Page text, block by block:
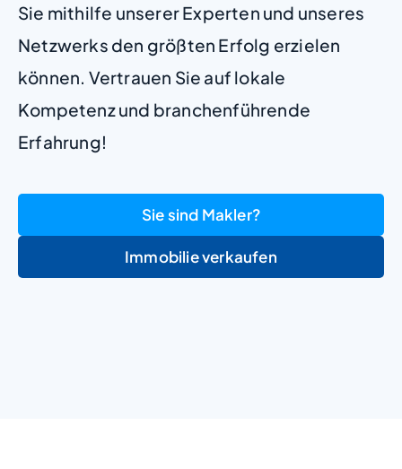
Sie mithilfe unserer Experten und unseres
Netzwerks den größten Erfolg erzielen
können. Vertrauen Sie auf lokale
Kompetenz und branchenführende
Erfahrung!
Sie sind Makler?
Immobilie verkaufen